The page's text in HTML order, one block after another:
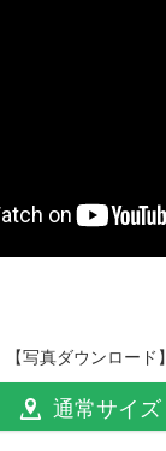
【写真ダウンロード】
通常サイズ